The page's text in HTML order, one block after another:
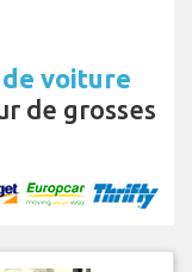
voiture
de grosses